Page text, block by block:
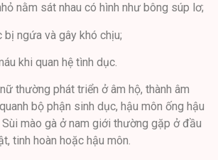
nằm sát nhau có hình như bông súp lơ;
ngứa và gây khó chịu;
khi quan hệ tình dục.
thường phát triển ở âm hộ, thành âm
bộ phận sinh dục, hậu môn ống hậu
mào gà ở nam giới thường gặp ở đầu
tinh hoàn hoặc hậu môn.